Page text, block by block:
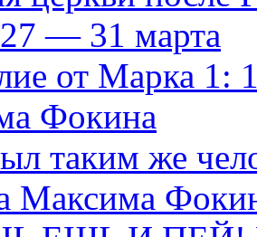
— 31 марта
от Марка 1:
Фокина
таким же
Максима